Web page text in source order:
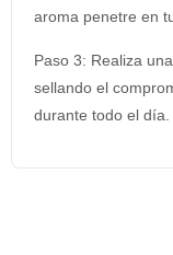
aroma penetre en
Paso 3: Realiza
sellando el
durante todo el día.